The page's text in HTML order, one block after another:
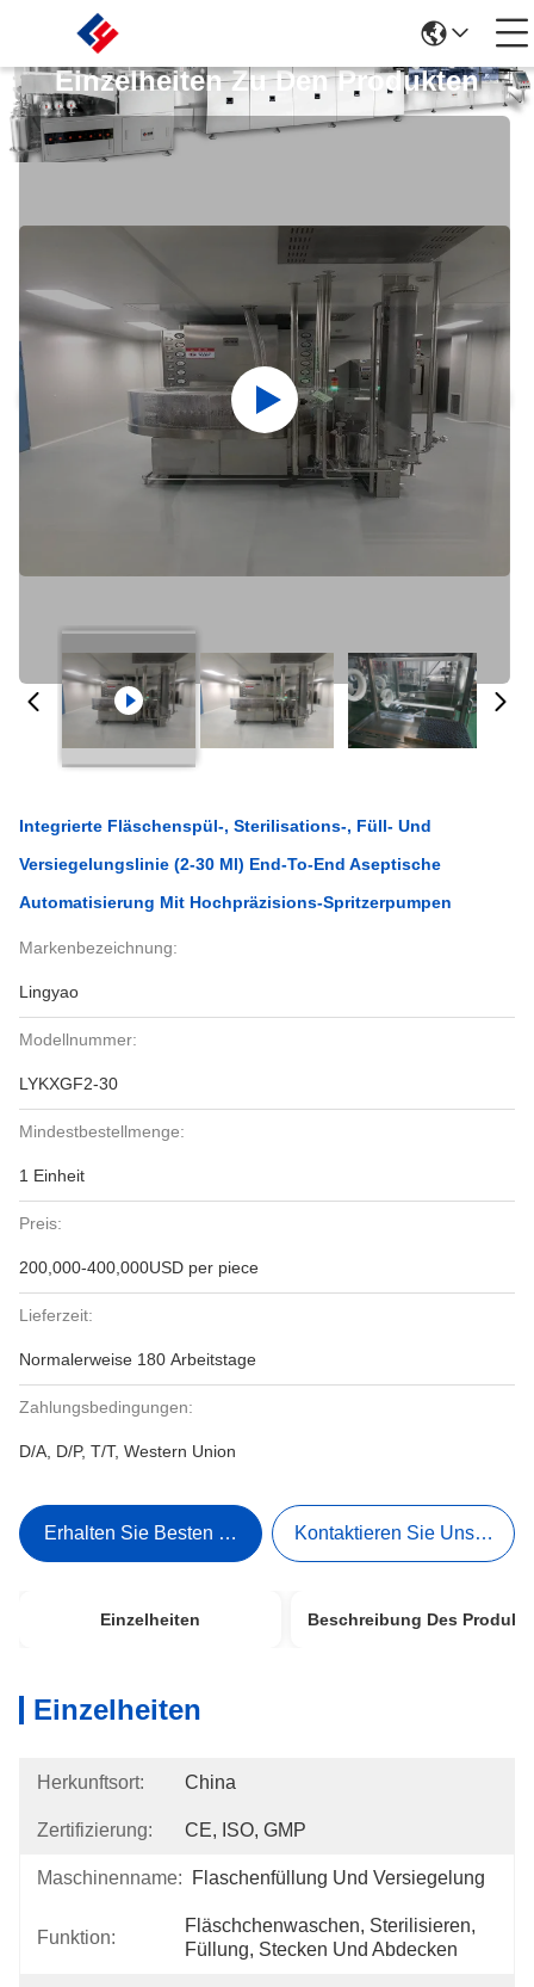
Einzelheiten Zu Den Produkten
Integrierte Fläschenspül-, Sterilisations-, Füll- Und
Versiegelungslinie (2-30 Ml) End-To-End Aseptische
Automatisierung Mit Hochpräzisions-Spritzerpumpen
Markenbezeichnung:
Lingyao
Modellnummer:
LYKXGF2-30
Mindestbestellmenge:
1 Einheit
Preis:
200,000-400,000USD per piece
Lieferzeit:
Normalerweise 180 Arbeitstage
Zahlungsbedingungen:
D/A, D/P, T/T, Western Union
Erhalten Sie Besten Preis Kontaktieren Sie Uns Jetzt
Einzelheiten Beschreibung Des
Einzelheiten
Herkunftsort: China
Zertifizierung: CE, ISO, GMP
Maschinenname: Flaschenfüllung Und Versiegelung
Funktion:
Fläschchenwaschen, Sterilisieren,
Füllung, Stecken Und Abdecken